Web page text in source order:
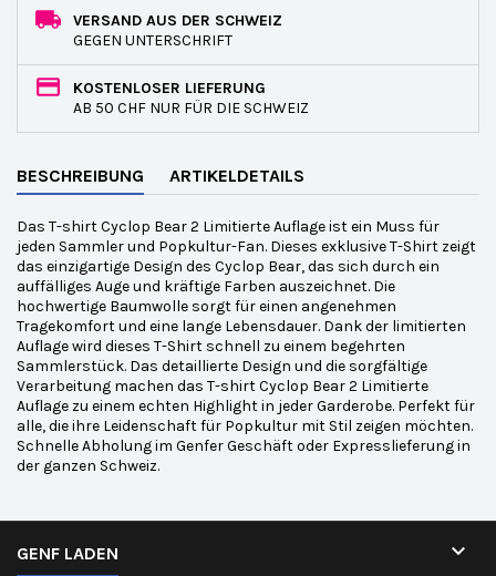
VERSAND AUS DER SCHWEIZ
GEGEN UNTERSCHRIFT
KOSTENLOSER LIEFERUNG
AB 50 CHF NUR FÜR DIE SCHWEIZ
BESCHREIBUNG ARTIKELDETAILS
Das T-shirt Cyclop Bear 2 Limitierte Auflage ist ein Muss für
jeden Sammler und Popkultur-Fan. Dieses exklusive T-Shirt zeigt
das einzigartige Design des Cyclop Bear, das sich durch ein
auffälliges Auge und kräftige Farben auszeichnet. Die
hochwertige Baumwolle sorgt für einen angenehmen
Tragekomfort und eine lange Lebensdauer. Dank der limitierten
Auflage wird dieses T-Shirt schnell zu einem begehrten
Sammlerstück. Das detaillierte Design und die sorgfältige
Verarbeitung machen das T-shirt Cyclop Bear 2 Limitierte
Auflage zu einem echten Highlight in jeder Garderobe. Perfekt für
alle, die ihre Leidenschaft für Popkultur mit Stil zeigen möchten.
Schnelle Abholung im Genfer Geschäft oder Expresslieferung in
der ganzen Schweiz.
GENF LADEN 